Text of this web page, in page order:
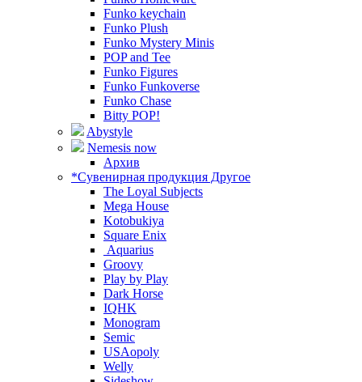
Funko keychain
Funko Plush
Funko Mystery Minis
POP and Tee
Funko Figures
Funko Funkoverse
Funko Chase
Bitty POP!
Abystyle
Nemesis now
Архив
*Сувенирная продукция Другое
The Loyal Subjects
Mega House
Kotobukiya
Square Enix
Aquarius
Groovy
Play by Play
Dark Horse
IQHK
Monogram
Semic
USAopoly
Welly